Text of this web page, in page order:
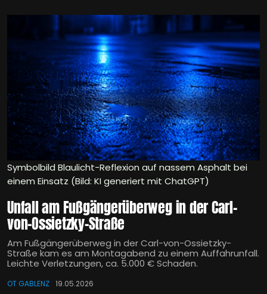
Symbolbild Blaulicht-Reflexion auf nassem Asphalt bei
einem Einsatz (Bild: KI generiert mit ChatGPT)
Unfall am Fußgängerüberweg in der Carl-
von-Ossietzky-Straße
Am Fußgängerüberweg in der Carl-von-Ossietzky-
Straße kam es am Montagabend zu einem Auffahrunfall.
Leichte Verletzungen, ca. 5.000 € Schaden.
OT GABLENZ 19.05.2026